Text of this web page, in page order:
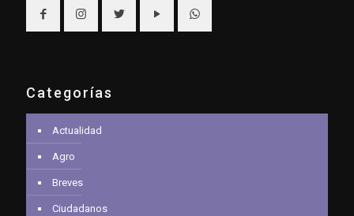
Categorías
Actualidad
Agro
Breves
Ciudadanos